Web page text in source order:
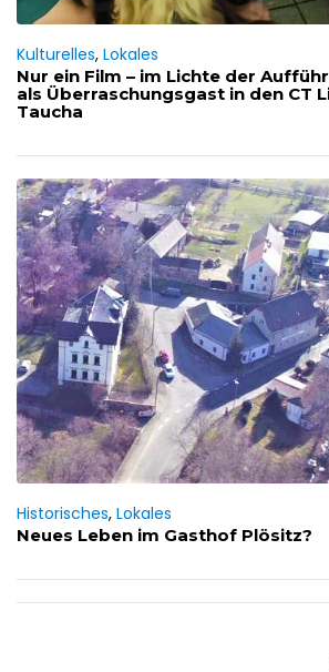
Kulturelles, Lokales
Nur ein Film – im Lichte der
als Überraschungsgast in den CT
Taucha
Historisches, Lokales
Neues Leben im Gasthof Plösitz?